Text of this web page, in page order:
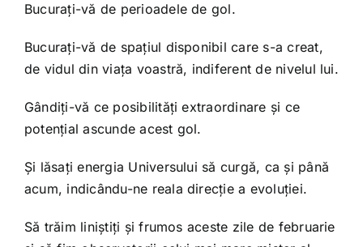
Bucurați-vă de perioadele de gol.
Bucurați-vă de spațiul disponibil care s-a creat,
de vidul din viața voastră, indiferent de nivelul lui.
Gândiți-vă ce posibilități extraordinare și ce
potențial ascunde acest gol.
Și lăsați energia Universului să curgă, ca și până
acum, indicându-ne reala direcție a evoluției.
Să trăim liniștiți și frumos aceste zile de februarie